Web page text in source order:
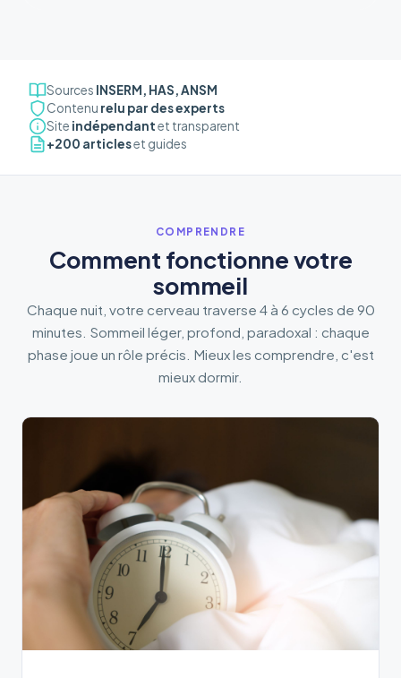
Sources INSERM, HAS, ANSM
Contenu relu par des experts
Site indépendantet transparent
+200 articleset guides
COMPRENDRE
Comment fonctionne votre
sommeil
Chaque nuit, votre cerveau traverse 4 à 6 cycles de 90
minutes. Sommeil léger, profond, paradoxal : chaque
phase joue un rôle précis. Mieux les comprendre, c'est
mieux dormir.